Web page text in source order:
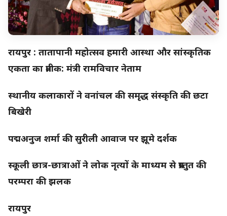
रायपुर : तातापानी महोत्सव हमारी आस्था और सांस्कृतिक
एकता का प्रतीक: मंत्री रामविचार नेताम
स्थानीय कलाकारों ने वनांचल की समृद्ध संस्कृति की छटा
बिखेरी
पद्मअनुज शर्मा की सुरीली आवाज पर झूमे दर्शक
स्कूली छात्र-छात्राओं ने लोक नृत्यों के माध्यम से प्रस्तुत की
परम्परा की झलक
रायपुर